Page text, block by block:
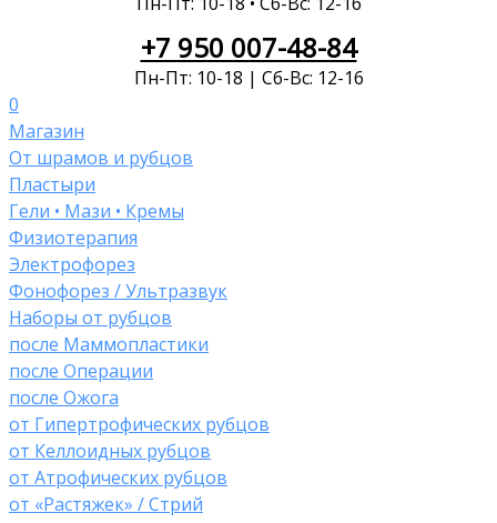
+7 950 007-48-84
Пн-Пт: 10-18 | Сб-Вс: 12-16
0
Магазин
От шрамов и рубцов
Пластыри
Гели • Мази • Кремы
Физиотерапия
Электрофорез
Фонофорез / Ультразвук
Наборы от рубцов
после Маммопластики
после Операции
после Ожога
от Гипертрофических рубцов
от Келлоидных рубцов
от Атрофических рубцов
от «Растяжек» / Стрий